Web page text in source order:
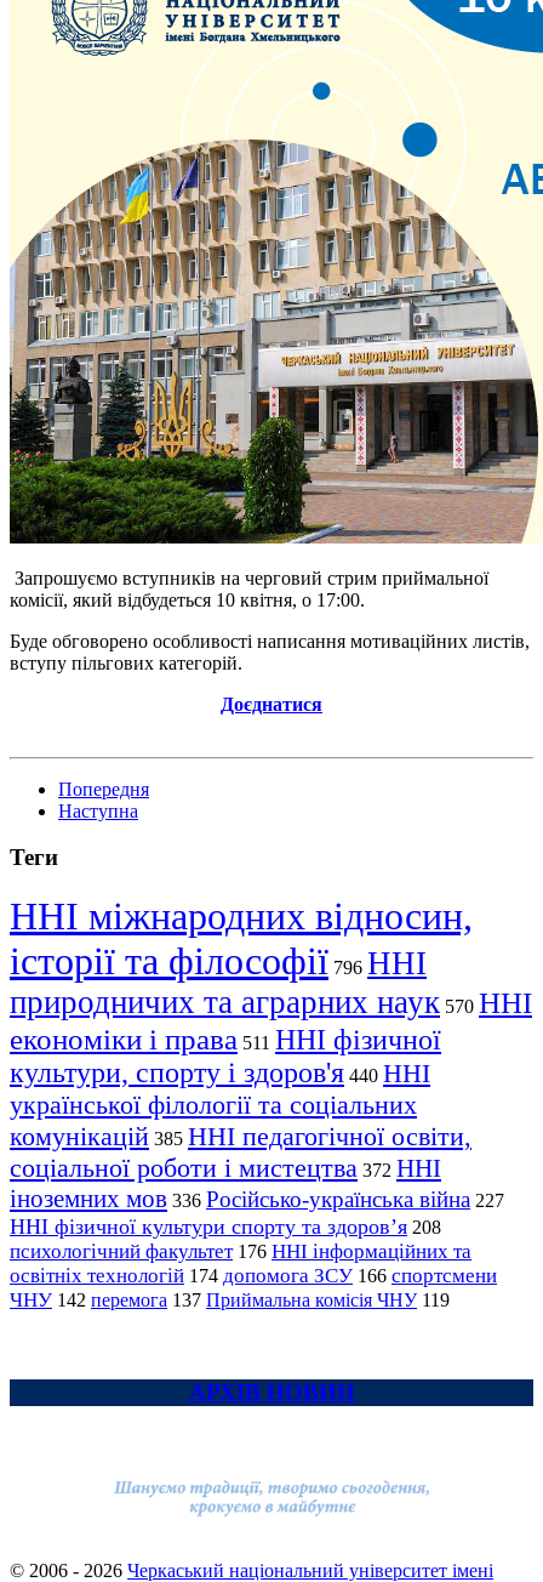
Запрошуємо вступників на черговий стрим приймальної
комісії, який відбудеться 10 квітня, о 17:00.
Буде обговорено особливості написання мотиваційних листів,
вступу пільгових категорій.
Доєднатися
Попередня
Наступна
Теги
ННІ міжнародних відносин,
історії та філософії 796 ННІ
природничих та аграрних наук 570 ННІ
економіки і права 511 ННІ фізичної
культури, спорту і здоров'я 440 ННІ
української філології та соціальних
комунікацій 385 ННІ педагогічної освіти,
соціальної роботи і мистецтва 372 ННІ
іноземних мов 336 Російсько-українська війна 227
ННІ фізичної культури спорту та здоров’я 208
психологічний факультет 176 ННІ інформаційних та
освітніх технологій 174 допомога ЗСУ 166 спортсмени
ЧНУ 142 перемога 137 Приймальна комісія ЧНУ 119
АРХІВ НОВИН
© 2006 - 2026 Черкаський національний університет імені